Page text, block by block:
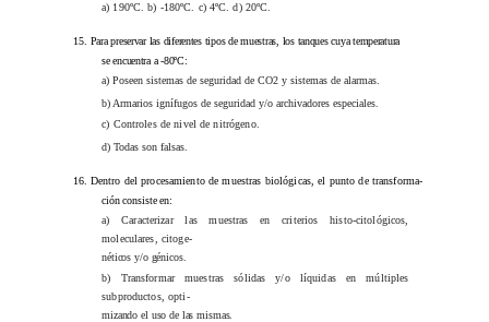
a) 190ºC. b) -180ºC. c) 4ºC. d) 20ºC.
15. Para preservar las diferentes tipos de muestras, los tanques cuya temperatura
se encuentra a -80ºC:
a) Poseen sistemas de seguridad de CO2 y sistemas de alarmas.
b) Armarios ignífugos de seguridad y/o archivadores especiales.
c) Controles de nivel de nitrógeno.
d) Todas son falsas.
16. Dentro del procesamiento de muestras biológicas, el punto de transforma-
ción consiste en:
a) Caracterizar las muestras en criterios histo-citológicos,
moleculares, citoge-
néticos y/o génicos.
b) Transformar muestras sólidas y/o líquidas en múltiples
subproductos, opti-
mizando el uso de las mismas.